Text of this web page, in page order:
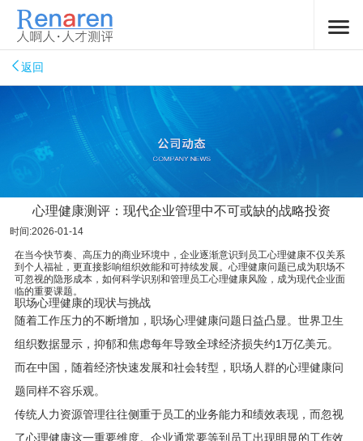
返回
心理健康测评：现代企业管理中不可或缺的战略投资
时间:2026-01-14
在当今快节奏、高压力的商业环境中，企业逐渐意识到员工心理健康不仅关系
到个人福祉，更直接影响组织效能和可持续发展。心理健康问题已成为职场不
可忽视的隐形成本，如何科学识别和管理员工心理健康风险，成为现代企业面
临的重要课题。
职场心理健康的现状与挑战
随着工作压力的不断增加，职场心理健康问题日益凸显。世界卫生
组织数据显示，抑郁和焦虑每年导致全球经济损失约1万亿美元。
而在中国，随着经济快速发展和社会转型，职场人群的心理健康问
题同样不容乐观。
传统人力资源管理往往侧重于员工的业务能力和绩效表现，而忽视
了心理健康这一重要维度。企业通常要等到员工出现明显的工作效